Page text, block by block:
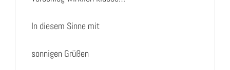
In diesem Sinne mit
sonnigen Grüßen